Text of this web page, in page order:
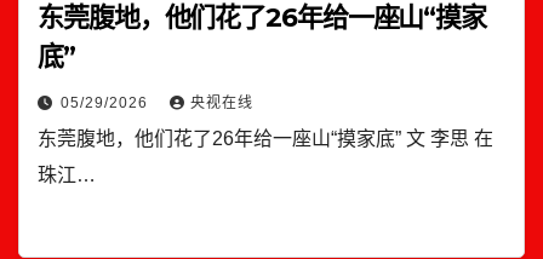
东莞腹地，他们花了26年给一座山“摸家
底”
05/29/2026 央视在线
东莞腹地，他们花了26年给一座山“摸家底” 文 李思 在
珠江…